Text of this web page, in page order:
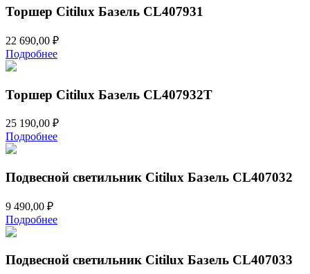
Торшер Citilux Базель CL407931
22 690,00 ₽
Подробнее
Торшер Citilux Базель CL407932T
25 190,00 ₽
Подробнее
Подвесной светильник Citilux Базель CL407032
9 490,00 ₽
Подробнее
Подвесной светильник Citilux Базель CL407033